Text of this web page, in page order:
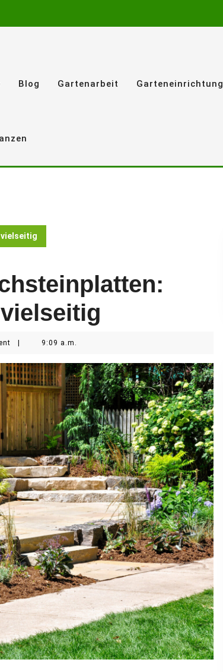
Blog Gartenarbeit Garteneinrichtung
vielseitig
9:09 a.m.